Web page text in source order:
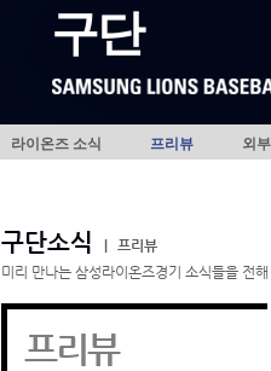
구단
라이온즈 소식 프리뷰 외
구단소식
프리뷰
미리 만나는 삼성라이온즈경기 소식들을 전해
프리뷰